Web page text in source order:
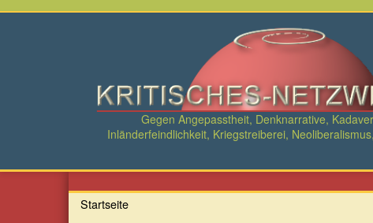
Direkt
Gegen Angepasstheit, Denknarrative,
Inländerfeindlichkeit, Kriegstreiberei,
Startseite